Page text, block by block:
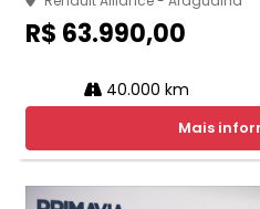
R$ 63.990,00
40.000 km
Mais